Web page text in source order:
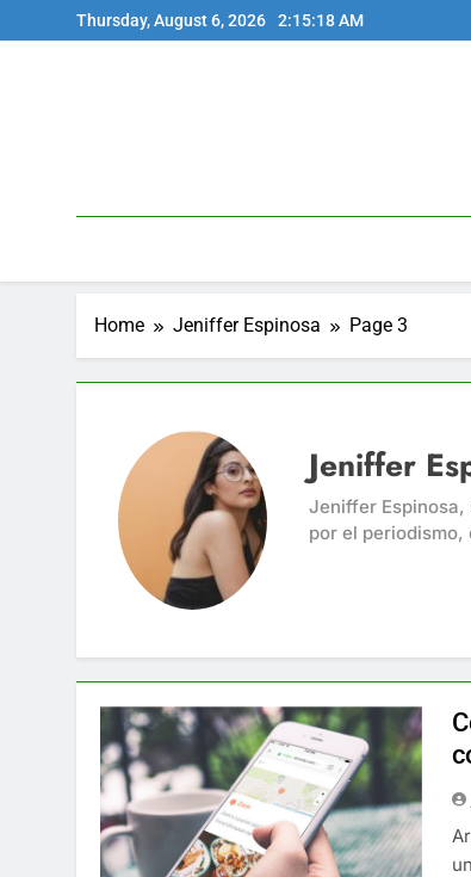
to
Thursday, August 6, 2026 2:15:19 AM
Home Jeniffer Espinosa Page 3
Jeniffer
Jeniffer Espinosa,
por el